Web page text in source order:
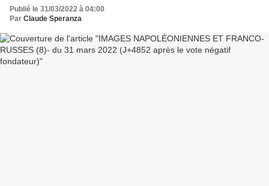
Publié le 31/03/2022 à 04:00
Par Claude Speranza